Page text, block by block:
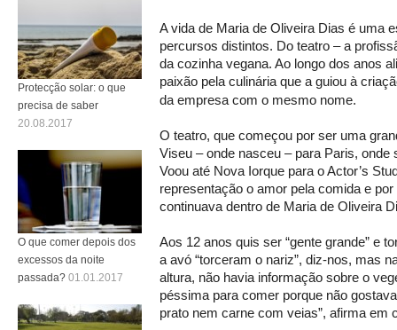
A vida de Maria de Oliveira Dias é uma
percursos distintos. Do teatro – a
da cozinha vegana. Ao longo dos anos
paixão pela culinária que a guiou à
da empresa com o mesmo nome.
O teatro, que começou por ser uma
Viseu – onde nasceu – para Paris, onde
Voou até Nova Iorque para o Actor’s
representação o amor pela comida e
continuava dentro de Maria de Oliveira
Aos 12 anos quis ser “gente grande” e
a avó “torceram o nariz”, diz-nos, mas
altura, não havia informação sobre o
péssima para comer porque não
prato nem carne com veias”, afirma em
Protecção solar: o que
precisa de saber
20.08.2017
O que comer depois dos
excessos da noite
passada? 01.01.2017